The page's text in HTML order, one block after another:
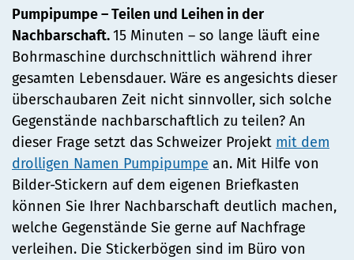
Pumpipumpe – Teilen und Leihen in der
Nachbarschaft.15 Minuten – so lange läuft eine
Bohrmaschine durchschnittlich während ihrer
gesamten Lebensdauer. Wäre es angesichts dieser
überschaubaren Zeit nicht sinnvoller, sich solche
Gegenstände nachbarschaftlich zu teilen? An
dieser Frage setzt das Schweizer Projekt mit dem
drolligen Namen Pumpipumpe an. Mit Hilfe von
Bilder-Stickern auf dem eigenen Briefkasten
können Sie Ihrer Nachbarschaft deutlich machen,
welche Gegenstände Sie gerne auf Nachfrage
verleihen. Die Stickerbögen sind im Büro von